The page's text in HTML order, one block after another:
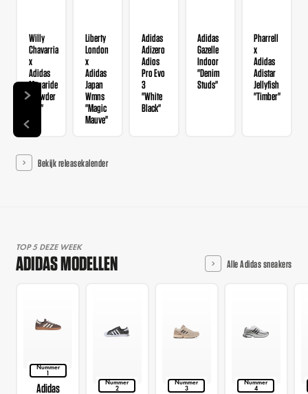
Willy
Chavarria
x
Adidas
Megaride
"Powder
Red"
Liberty
London
x
Adidas
Japan
Wmns
"Magic
Mauve"
Adidas
Adizero
Adios
Pro Evo
3
"White
Black"
Adidas
Gazelle
Indoor
"Denim
Studs"
Pharrell
x
Adidas
Adistar
Jellyfish
"Timber"
Bekijk releasekalender
TOP 5 DEZE WEEK
ADIDAS MODELLEN Alle Adidas sneakers
Nummer
1
Adidas
Nummer
2
Nummer
3
Nummer
4